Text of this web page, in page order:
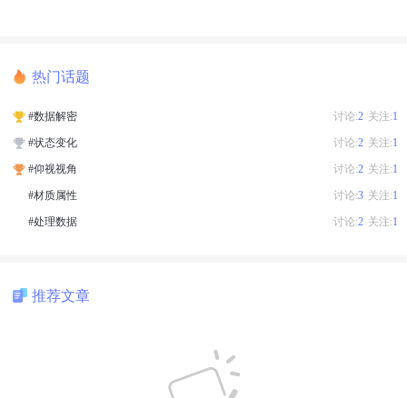
热门话题
#数据解密 讨论:2 关注:1
#状态变化 讨论:2 关注:1
#仰视视角 讨论:2 关注:1
#材质属性 讨论:3 关注:1
#处理数据 讨论:2 关注:1
推荐文章